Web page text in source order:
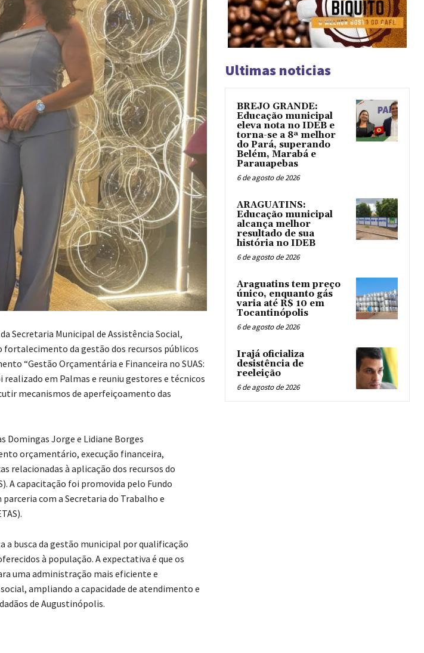
Secretaria Municipal de Assistência Social,
da gestão dos recursos públicos
“Gestão Orçamentária e Financeira no SUAS:
em Palmas e reuniu gestores e técnicos
mecanismos de aperfeiçoamento das
Domingas Jorge e Lidiane Borges
orçamentário, execução financeira,
relacionadas à aplicação dos recursos do
A capacitação foi promovida pelo Fundo
com a Secretaria do Trabalho e
busca da gestão municipal por qualificação
à população. A expectativa é que os
uma administração mais eficiente e
ampliando a capacidade de atendimento e
de Augustinópolis.
Ultimas noticias
BREJO GRANDE:
Educação municipal
eleva nota no IDEB e
torna-se a 8ª melhor
do Pará, superando
Belém, Marabá e
Parauapebas
6 de agosto de 2026
ARAGUATINS:
Educação municipal
alcança melhor
resultado de sua
história no IDEB
6 de agosto de 2026
Araguatins tem preço
único, enquanto gás
varia até R$ 10 em
Tocantinópolis
6 de agosto de 2026
Irajá oficializa
desistência de
reeleição
6 de agosto de 2026